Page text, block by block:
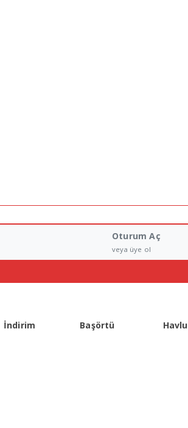
Oturum Aç
veya üye ol
İndirim Başörtü Havlu